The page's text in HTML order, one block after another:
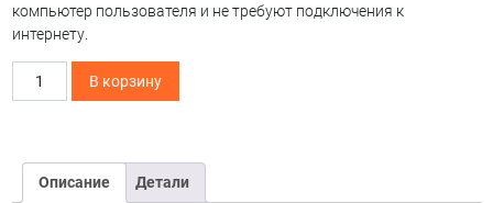
компьютер пользователя и не требуют подключения к
интернету.
В корзину
Описание Детали